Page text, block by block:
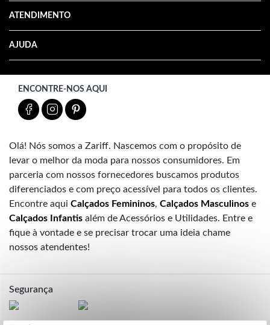
ATENDIMENTO
AJUDA
ENCONTRE-NOS AQUI
Olá! Nós somos a Zariff. Nascemos com o propósito de
levar o melhor da moda para nossos consumidores. Em
parceria com nossos fornecedores buscamos produtos
diferenciados e com preço acessível para todos os clientes.
Encontre aqui Calçados Femininos, Calçados Masculinos e
Calçados Infantis além de Acessórios e Utilidades. Entre e
fique à vontade e se precisar trocar uma ideia chame
nossos atendentes!
Segurança